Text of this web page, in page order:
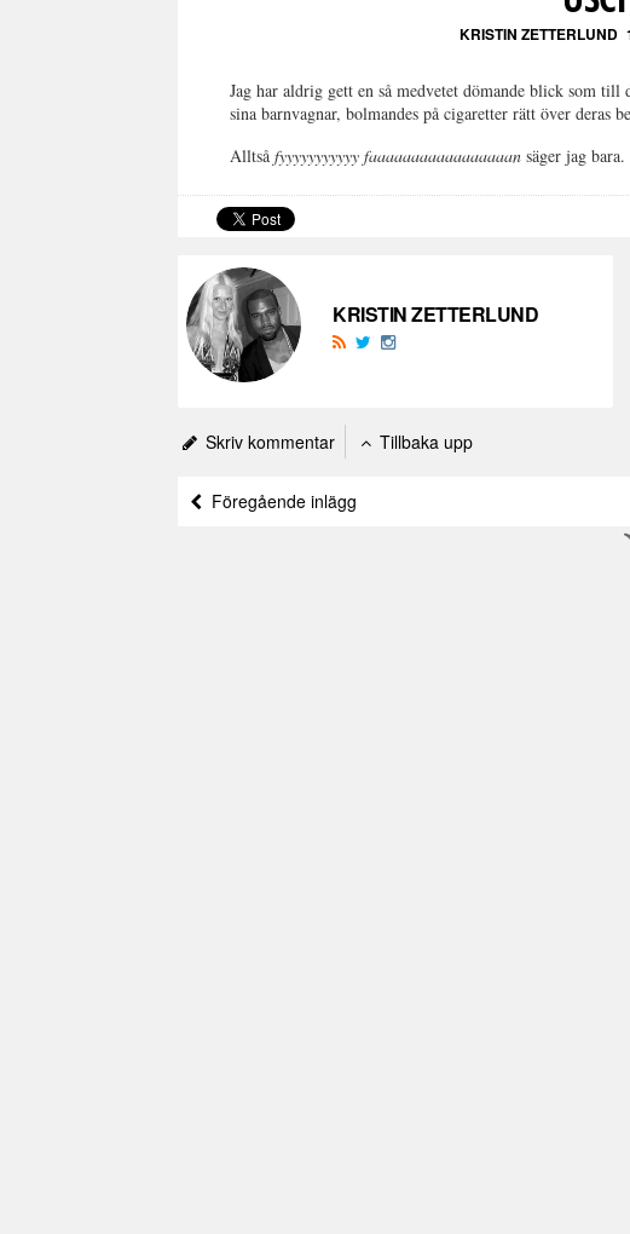
KRISTIN ZETTERLUND
Jag har aldrig gett en så medvetet dömande blick som
sina barnvagnar, bolmandes på cigaretter rätt över deras
Alltsåfyyyyyyyyyyy faaaaaaaaaaaaaaaaan säger jag bara.
KRISTIN ZETTERLUND
Skriv kommentar Tillbaka upp
Föregående inlägg